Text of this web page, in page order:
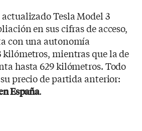
Tesla Model 3
en sus cifras de acceso,
con una autonomía
kilómetros, mientras que la de
hasta 629 kilómetros. Todo
precio de partida anterior:
España.